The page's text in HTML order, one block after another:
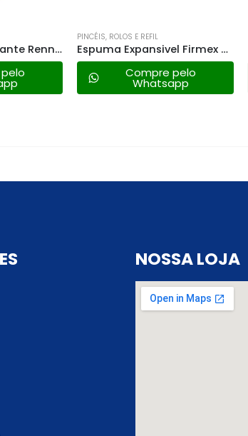
Tinta Telhas Brilhante Renner Incolor – 3,6lt
PINCÉIS, ROLOS E REFIL
Espuma Expansivel Firmex 500ml 480g
Compre pelo
Whatsapp
NOSSA LOJA